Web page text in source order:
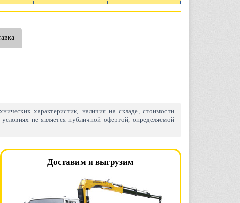
характеристик, наличия на складе, стоимости
не является публичной офертой, определяемой
Доставим и выгрузим